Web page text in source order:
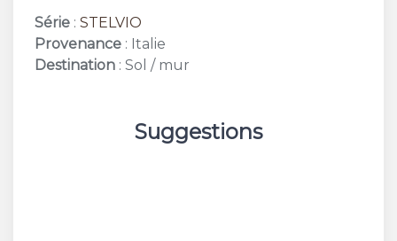
Série : STELVIO
Provenance : Italie
Destination : Sol / mur
Suggestions